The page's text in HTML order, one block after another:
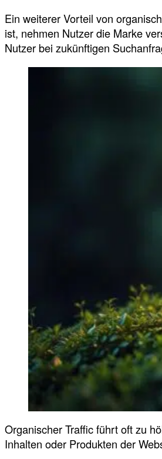
Ein weiterer Vorteil von
ist, nehmen Nutzer die Marke
Nutzer bei zukünftigen
Organischer Traffic führt oft zu
Inhalten oder Produkten der